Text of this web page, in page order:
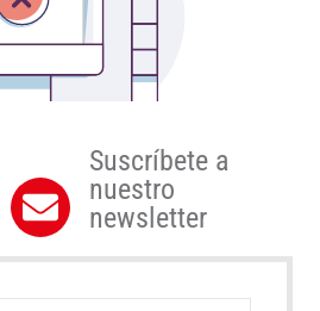
Suscríbete a
nuestro
newsletter